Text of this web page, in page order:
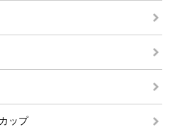
ップ